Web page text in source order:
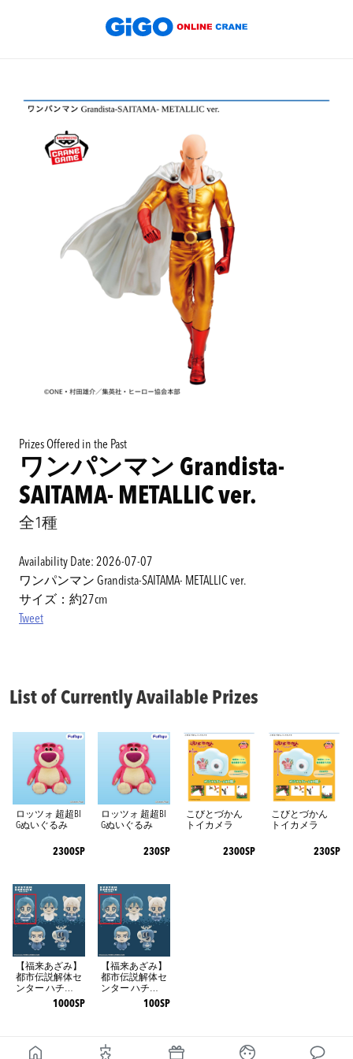
Prizes Offered in the Past
ワンパンマン Grandista-
SAITAMA- METALLIC ver.
全1種
Availability Date: 2026-07-07
ワンパンマン Grandista-SAITAMA- METALLIC ver.
サイズ：約27cm
Tweet
List of Currently Available Prizes
ロッツォ 超超BI
Gぬいぐるみ
2300SP
ロッツォ 超超BI
Gぬいぐるみ
230SP
こびとづかん
トイカメラ
2300SP
こびとづかん
トイカメラ
230SP
【福来あざみ】
都市伝説解体セ
ンター ハチマ
1000SP
【福来あざみ】
都市伝説解体セ
ンター ハチマ
100SP